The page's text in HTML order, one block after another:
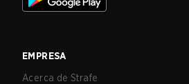
EMPRESA
Acerca de Strafe